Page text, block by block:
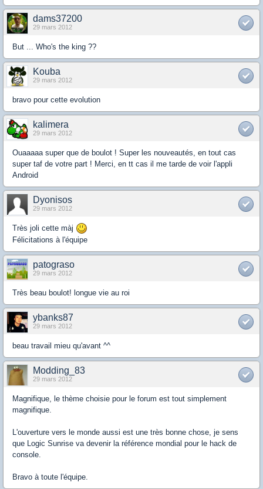
dams37200
29 mars 2012
But ... Who's the king ??
Kouba
29 mars 2012
bravo pour cette evolution
kalimera
29 mars 2012
Ouaaaaa super que de boulot ! Super les nouveautés, en tout cas
super taf de votre part ! Merci, en tt cas il me tarde de voir l'appli
Android
Dyonisos
29 mars 2012
Très joli cette màj
Félicitations à l'équipe
patograso
29 mars 2012
Très beau boulot! longue vie au roi
ybanks87
29 mars 2012
beau travail mieu qu'avant ^^
Modding_83
29 mars 2012
Magnifique, le thème choisie pour le forum est tout simplement
magnifique.
L'ouverture vers le monde aussi est une très bonne chose, je sens
que Logic Sunrise va devenir la référence mondial pour le hack de
console.
Bravo à toute l'équipe.